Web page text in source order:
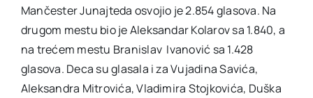
Mančester Junajteda osvojio je 2.854 glasova. Na
drugom mestu bio je Aleksandar Kolarov sa 1.840, a
na trećem mestu Branislav Ivanović sa 1.428
glasova. Deca su glasala i za Vujadina Savića,
Aleksandra Mitrovića, Vladimira Stojkovića, Duška